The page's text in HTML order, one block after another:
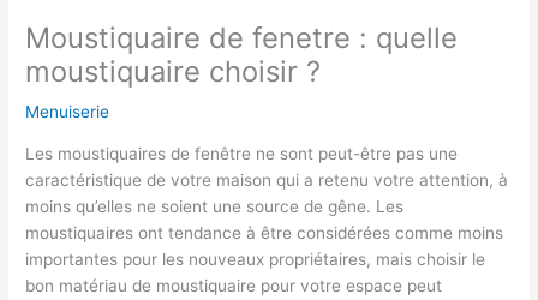
Moustiquaire de fenetre : quelle
moustiquaire choisir ?
Menuiserie
Les moustiquaires de fenêtre ne sont peut-être pas une
caractéristique de votre maison qui a retenu votre attention, à
moins qu’elles ne soient une source de gêne. Les
moustiquaires ont tendance à être considérées comme moins
importantes pour les nouveaux propriétaires, mais choisir le
bon matériau de moustiquaire pour votre espace peut